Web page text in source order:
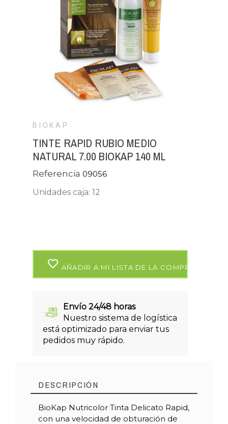
BIOKAP
TINTE RAPID RUBIO MEDIO
NATURAL 7.00 BIOKAP 140 ML
Referencia09056
Unidades caja: 12
favorite_border AÑADIR A MI LISTA DE LA COMPRA
Envío 24/48 horas
Nuestro sistema de logística
está optimizado para enviar tus
pedidos muy rápido.
DESCRIPCIÓN
BioKap Nutricolor Tinta Delicato Rapid,
con una velocidad de obturación de